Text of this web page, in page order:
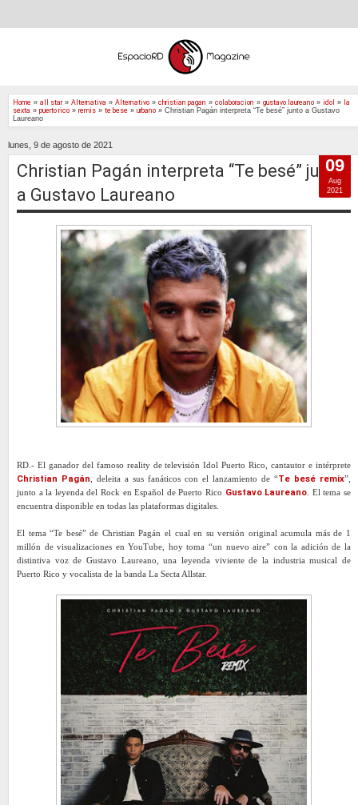
Home » all star» Alternativa » Alternativo » christian pagan » colaboracion » gustavo laureano » idol » la
sexta » puerto rico » remis » te bese » urbano » Christian Pagán interpreta “Te besé” junto a Gustavo
Laureano
lunes, 9 de agosto de 2021
Christian Pagán interpreta “Te besé” junto
a Gustavo Laureano
RD.- El ganador del famoso reality de televisión Idol Puerto Rico, cantautor e intérprete
Christian Pagán, deleita a sus fanáticos con el lanzamiento de “Te besé remix”,
junto a la leyenda del Rock en Español de Puerto Rico Gustavo Laureano. El tema se
encuentra disponible en todas las plataformas digitales.
El tema “Te besé” de Christian Pagán el cual en su versión original acumula más de 1
millón de visualizaciones en YouTube, hoy toma “un nuevo aire” con la adición de la
distintiva voz de Gustavo Laureano, una leyenda viviente de la industria musical de
Puerto Rico y vocalista de la banda La Secta Allstar.
09
Aug
2021